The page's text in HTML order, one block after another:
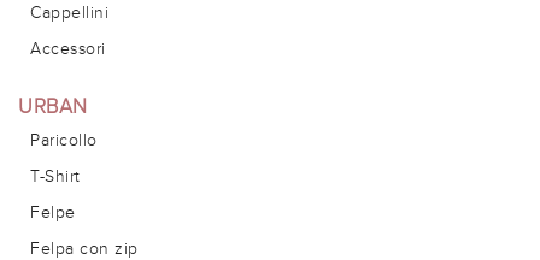
Cappellini
Accessori
URBAN
Paricollo
T-Shirt
Felpe
Felpa con zip